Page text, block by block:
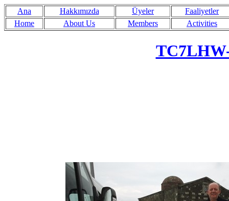
Ana Hakkımızda Üyeler
Faaliyetler
Home
About Us Members Activities